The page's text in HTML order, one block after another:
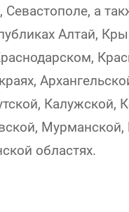
Севастополе, а
Алтай,
Калужской,
Мурманской,
областях.